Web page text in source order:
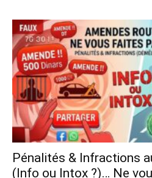
Pénalités & Infractions
(Info ou Intox ?)… Ne